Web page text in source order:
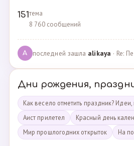
151тема
8 760 сообщений
A последней зашла alikaya · Re:
Дни рождения,
Как весело отметить праздник? Идеи,
Аист прилетел
Красный день
Мир прошлогодних открыток
На